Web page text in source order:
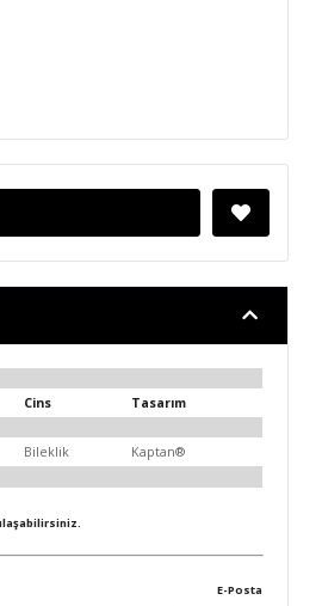
Cins Tasarım
Bileklik Kaptan®
E-Posta